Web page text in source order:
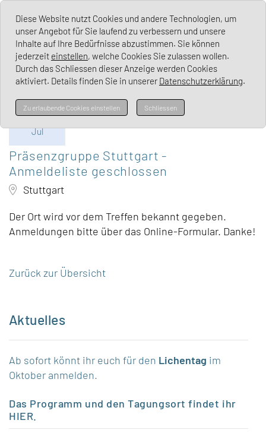
Mi
08.
Jul
Präsenzgruppe Stuttgart -
Anmeldeliste geschlossen
Stuttgart
Der Ort wird vor dem Treffen bekannt gegeben.
Anmeldungen bitte über das Online-Formular. Danke!
Zurück zur Übersicht
Aktuelles
Ab sofort könnt ihr euch für den Lichentag im
Oktober anmelden.
Das Programm und den Tagungsort findet ihr
HIER
Diese Website nutzt Cookies und andere Technologien, um
unser Angebot für Sie laufend zu verbessern und unsere
Inhalte auf Ihre Bedürfnisse abzustimmen. Sie können
jederzeit einstellen, welche Cookies Sie zulassen wollen.
Durch das Schliessen dieser Anzeige werden Cookies
aktiviert. Details finden Sie in unserer Datenschutzerklärung.
Zu erlaubende Cookies einstellen Schliessen